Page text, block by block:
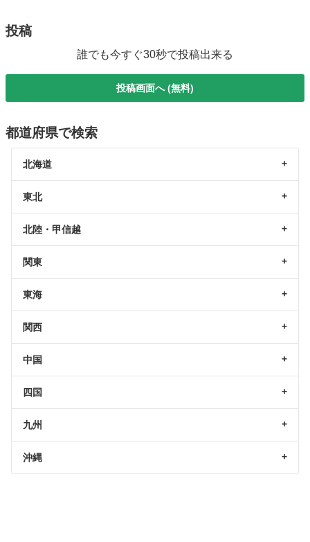
投稿
誰でも今すぐ30秒で投稿出来る
投稿画面へ (無料)
都道府県で検索
北海道
東北
北陸・甲信越
関東
東海
関西
中国
四国
九州
沖縄